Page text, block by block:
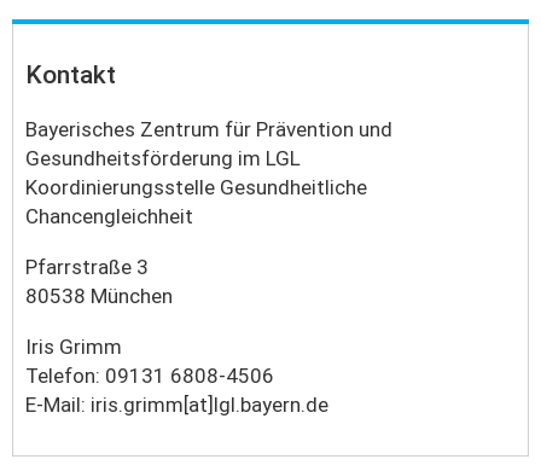
Kontakt
Bayerisches Zentrum für Prävention und
Gesundheitsförderung im LGL
Koordinierungsstelle Gesundheitliche
Chancengleichheit
Pfarrstraße 3
80538 München
Iris Grimm
Telefon: 09131 6808-4506
E-Mail: iris.grimm[at]lgl.bayern.de